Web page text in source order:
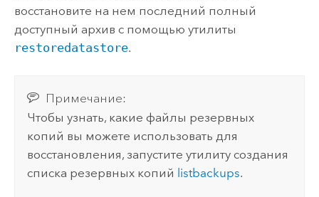
восстановите на нем последний полный
доступный архив с помощью утилиты
restoredatastore.
Примечание:
Чтобы узнать, какие файлы резервных
копий вы можете использовать для
восстановления, запустите утилиту создания
списка резервных копий listbackups.